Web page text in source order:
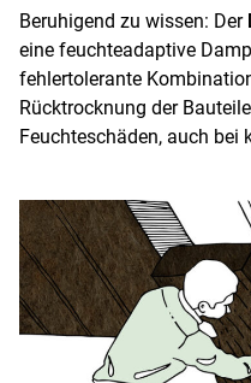
Beruhigend zu wissen: Der
eine feuchteadaptive
fehlertolerante
Rücktrocknung der
Feuchteschäden, auch bei